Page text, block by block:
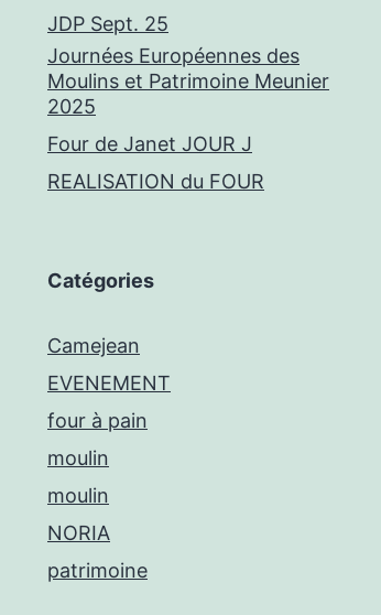
JDP Sept. 25
Journées Européennes des
Moulins et Patrimoine Meunier
2025
Four de Janet JOUR J
REALISATION du FOUR
Catégories
Camejean
EVENEMENT
four à pain
moulin
moulin
NORIA
patrimoine